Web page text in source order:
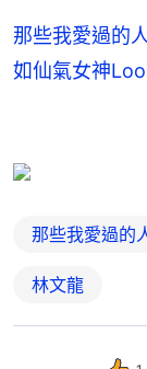
那些我愛過的
如仙氣女神
那些我愛過的
林文龍